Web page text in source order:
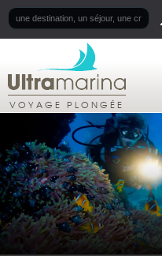
VOYAGE PLONGÉE